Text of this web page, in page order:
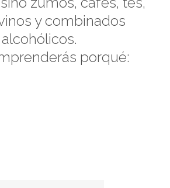
y combinados
alcohólicos.
porqué: